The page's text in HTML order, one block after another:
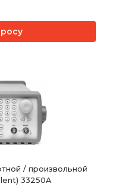
/ произвольной
33250A